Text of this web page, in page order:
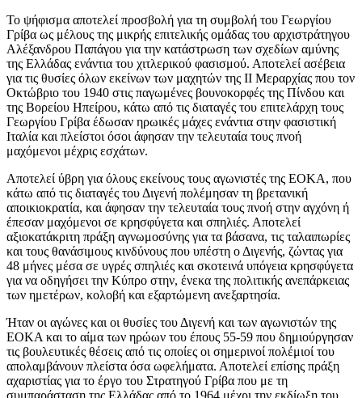
Το ψήφισμα αποτελεί προσβολή για τη συμβολή του Γεωργίου
Γρίβα ως μέλους της μικρής επιτελικής ομάδας του αρχιστράτηγου
Αλέξανδρου Παπάγου για την κατάστρωση των σχεδίων αμύνης
της Ελλάδας ενάντια του χιτλερικού φασισμού. Αποτελεί ασέβεια
για τις θυσίες όλων εκείνων των μαχητών της ΙΙ Μεραρχίας που τον
Οκτώβριο του 1940 στις παγωμένες βουνοκορφές της Πίνδου και
της Βορείου Ηπείρου, κάτω από τις διαταγές του επιτελάρχη τους
Γεωργίου Γρίβα έδωσαν ηρωικές μάχες ενάντια στην φασιστική
Ιταλία και πλείστοι όσοι άφησαν την τελευταία τους πνοή
μαχόμενοι μέχρις εσχάτων.
Αποτελεί ύβρη για όλους εκείνους τους αγωνιστές της ΕΟΚΑ, που
κάτω από τις διαταγές του Διγενή πολέμησαν τη βρετανική
αποικιοκρατία, και άφησαν την τελευταία τους πνοή στην αγχόνη ή
έπεσαν μαχόμενοι σε κρησφύγετα και σπηλιές. Αποτελεί
αξιοκατάκριτη πράξη αγνωμοσύνης για τα βάσανα, τις ταλαιπωρίες
και τους θανάσιμους κινδύνους που υπέστη ο Διγενής, ζώντας για
48 μήνες μέσα σε υγρές σπηλιές και σκοτεινά υπόγεια κρησφύγετα
για να οδηγήσει την Κύπρο στην, ένεκα της πολιτικής ανεπάρκειας
των ημετέρων, κολοβή και εξαρτώμενη ανεξαρτησία.
Ήταν οι αγώνες και οι θυσίες του Διγενή και των αγωνιστών της
ΕΟΚΑ και το αίμα των ηρώων του έπους 55-59 που δημιούργησαν
τις βουλευτικές θέσεις από τις οποίες οι σημερινοί πολέμιοί του
απολαμβάνουν πλείστα όσα ωφελήματα. Αποτελεί επίσης πράξη
αχαριστίας για το έργο του Στρατηγού Γρίβα που με τη
συμπαράσταση της Ελλάδας από το 1964 μέχρι την εκδίωξη του